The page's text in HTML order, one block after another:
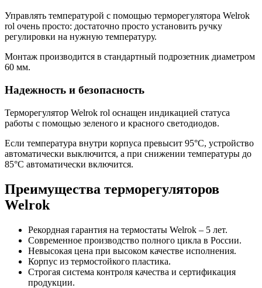
Управлять температурой с помощью терморегулятора Welrok
rol очень просто: достаточно просто установить ручку
регулировки на нужную температуру.
Монтаж производится в стандартный подрозетник диаметром
60 мм.
Надежность и безопасность
Терморегулятор Welrok rol оснащен индикацией статуса
работы с помощью зеленого и красного светодиодов.
Если температура внутри корпуса превысит 95°C, устройство
автоматически выключится, а при снижении температуры до
85°C автоматически включится.
Преимущества терморегуляторов
Welrok
Рекордная гарантия на термостаты Welrok – 5 лет.
Современное производство полного цикла в России.
Невысокая цена при высоком качестве исполнения.
Корпус из термостойкого пластика.
Строгая система контроля качества и сертификация
продукции.